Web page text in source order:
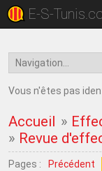
E-S-
Vous n'êtes pas
Accueil »
» Revue
Pages : Précédent